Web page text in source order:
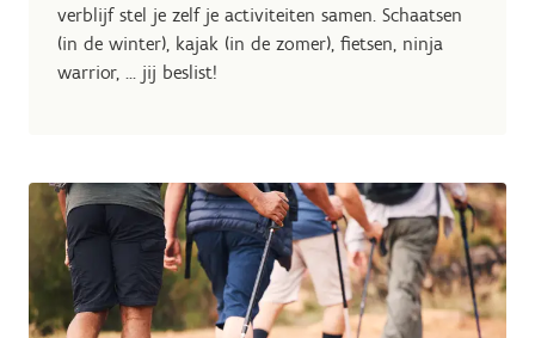
verblijf stel je zelf je activiteiten samen. Schaatsen
(in de winter), kajak (in de zomer), fietsen, ninja
warrior, ... jij beslist!